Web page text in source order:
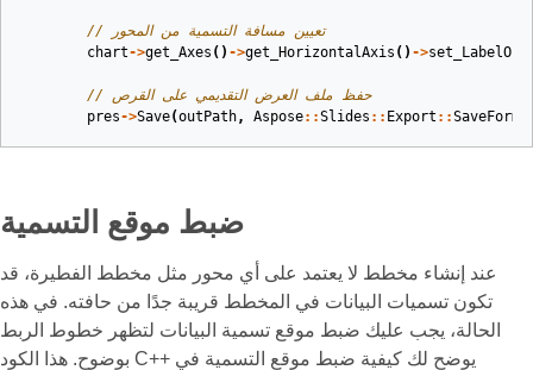
// تعيين مسافة التسمية من المحور
chart->get_Axes () ->get_HorizontalAxis () ->
// حفظ ملف العرض التقديمي على القرص
pres->Save(outPath, Aspose::Slides :: Export ::
ضبط موقع التسمية
عند إنشاء مخطط لا يعتمد على أي محور مثل مخطط الفطيرة، قد
تكون تسميات البيانات في المخطط قريبة جدًا من حافته. في هذه
الحالة، يجب عليك ضبط موقع تسمية البيانات لتظهر خطوط الربط
بوضوح. هذا الكود C++ يوضح لك كيفية ضبط موقع التسمية في